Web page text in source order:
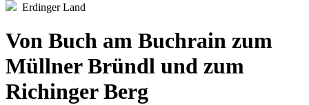
Erdinger Land
Von Buch am Buchrain zum
Müllner Bründl und zum
Richinger Berg